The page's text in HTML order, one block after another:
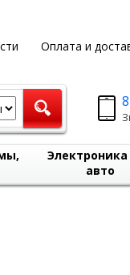
Оплата и
авто